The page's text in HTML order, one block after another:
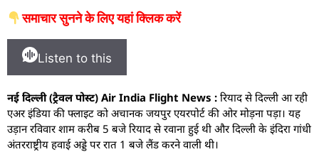
समाचार सुनने के लिए यहां क्लिक करें
Listen to this
नई दिल्ली (ट्रैवल पोस्ट) Air India Flight News : रियाद से दिल्ली आ रही
एअर इंडिया की फ्लाइट को अचानक जयपुर एयरपोर्ट की ओर मोड़ना पड़ा। यह
उड़ान रविवार शाम करीब 5 बजे रियाद से रवाना हुई थी और दिल्ली के इंदिरा गांधी
अंतरराष्ट्रीय हवाई अड्डे पर रात 1 बजे लैंड करने वाली थी।